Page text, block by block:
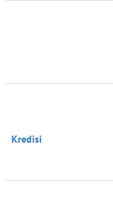
Kredisi